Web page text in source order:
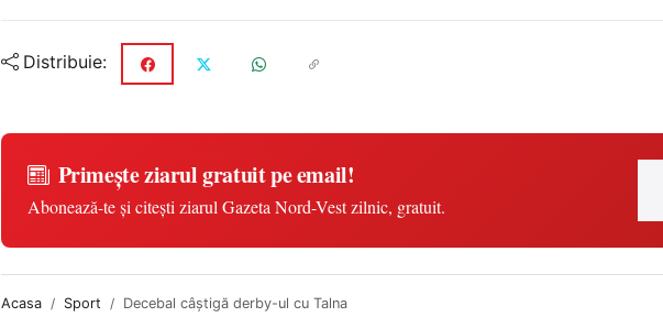
Distribuie:
Primește ziarul gratuit pe email!
Abonează-te și citești ziarul Gazeta Nord-Vest zilnic, gratuit.
Acasa Sport Decebal câştigă derby-ul cu Talna